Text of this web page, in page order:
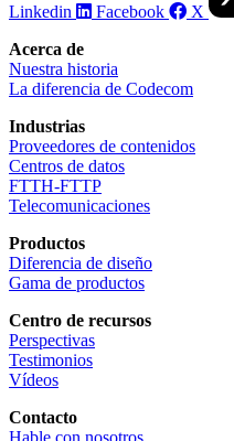
Linkedin Facebook
X
Acerca de
Nuestra historia
La diferencia de Codecom
Industrias
Proveedores de contenidos
Centros de datos
FTTH-FTTP
Telecomunicaciones
Productos
Diferencia de diseño
Gama de productos
Centro de recursos
Perspectivas
Testimonios
Vídeos
Contacto
Hable con nosotros